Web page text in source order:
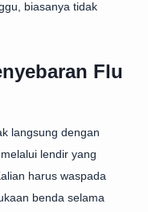
biasanya tidak
Flu
langsung dengan
lendir yang
harus waspada
benda selama